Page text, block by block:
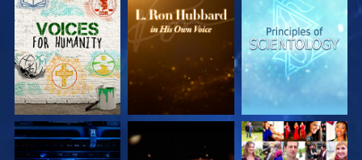
DÉCOUVRIR LES
SÉRIES
DÉCOUVRIR LES
SÉRIES
DÉCOUVRIR LES
SÉRIES